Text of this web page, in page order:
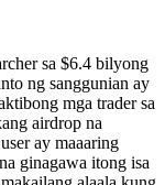
sa $6.4 bilyong
ng sanggunian ay
mga trader sa
airdrop na
ay maaaring
ginagawa itong isa